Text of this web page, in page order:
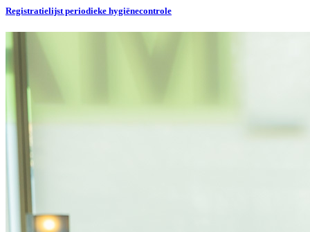
Registratielijst periodieke hygiënecontrole